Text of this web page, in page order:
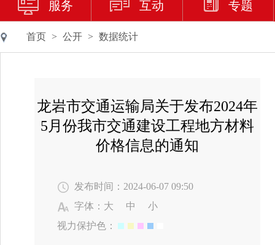
服务 互动 专题
首页 > 公开 > 数据统计
龙岩市交通运输局关于发布2024年
5月份我市交通建设工程地方材料
价格信息的通知
发布时间：2024-06-07 09:50
字体： 大 中
小
视力保护色：